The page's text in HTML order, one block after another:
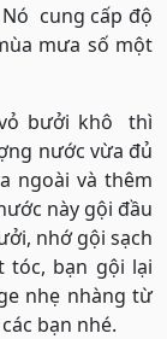
cung cấp độ
mưa số một
bưởi khô thì
nước vừa đủ
ngoài và thêm
này gội đầu
nhớ gội sạch
tóc, bạn gội lại
nhẹ nhàng từ
bạn nhé.